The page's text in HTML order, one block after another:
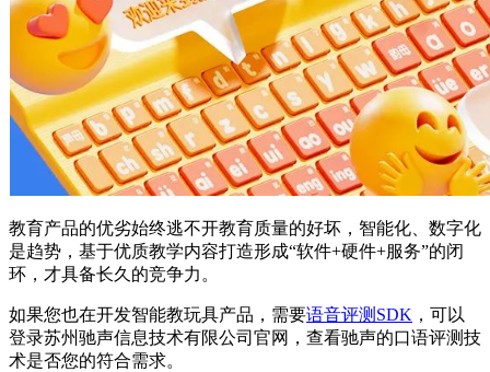
教育产品的优劣始终逃不开教育质量的好坏，智能化、数字化
是趋势，基于优质教学内容打造形成“软件+硬件+服务”的闭
环，才具备长久的竞争力。
如果您也在开发智能教玩具产品，需要语音评测SDK ，可以
登录苏州驰声信息技术有限公司官网，查看驰声的口语评测技
术是否您的符合需求。